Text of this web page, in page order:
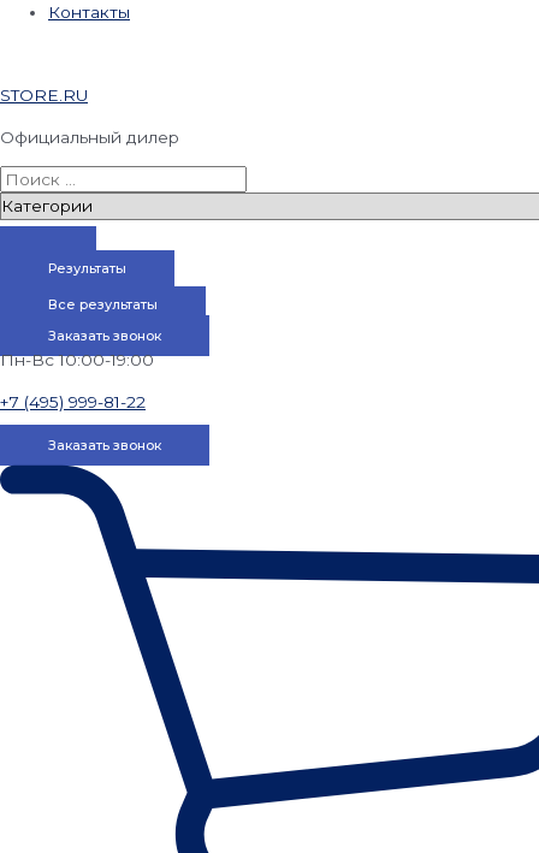
Контакты
STORE.RU
Официальный дилер
Результаты
Все результаты
Заказать звонок
Пн-Вс 10:00-19:00
+7 (495) 999-81-22
Заказать звонок